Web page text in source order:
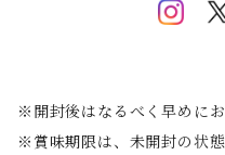
※開封後はなるべく早めにお
※賞味期限は、未開封の状